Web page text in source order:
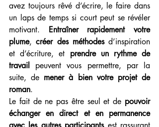
avez toujours rêvé d’écrire, le faire dans
un laps de temps si court peut se révéler
motivant. Entraîner rapidement votre
plume, créer des méthodes d’inspiration
et d’écriture, et prendre un rythme de
travail peuvent vous permettre, par la
suite, de mener à bien votre projet de
roman.
Le fait de ne pas être seul et de pouvoir
échanger en direct et en permanence